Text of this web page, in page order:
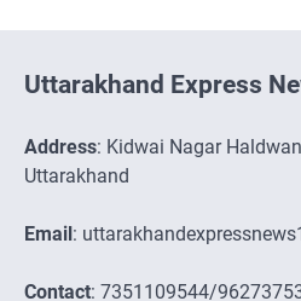
Uttarakhand Express
Address: Kidwai Nagar
Uttarakhand
Email :
Contact: 7351109544/